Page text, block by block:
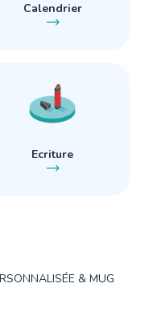
Calendrier
Ecriture
& MUG